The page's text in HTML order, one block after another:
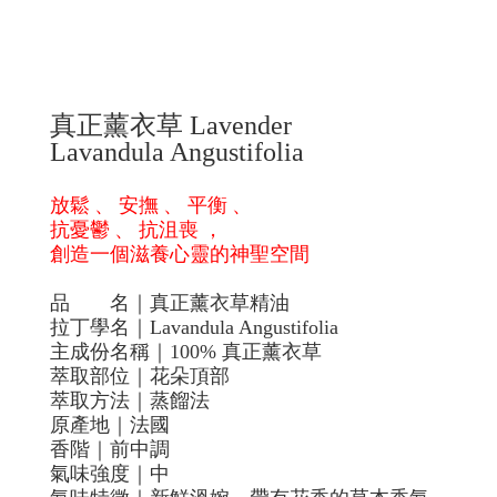
真正薰衣草 Lavender
Lavandula Angustifolia
放鬆 、 安撫 、 平衡 、
抗憂鬱 、 抗沮喪 ，
創造一個滋養心靈的神聖空間
品
名｜真正薰衣草精油
拉丁學名｜ Lavandula Angustifolia
主成份名稱｜ 100% 真正薰衣草
萃取部位｜花朵頂部
萃取方法｜蒸餾法
原產地｜法國
香階｜前中調
氣味強度｜中